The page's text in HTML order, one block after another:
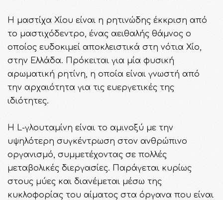
Η μαστίχα Χίου είναι η ρητινώδης έκκριση από
το μαστιχόδεντρο, ένας αειθαλής θάμνος ο
οποίος ευδοκιμεί αποκλειστικά στη νότια Χίο,
στην Ελλάδα. Πρόκειται για μία φυσική
αρωματική ρητίνη, η οποία είναι γνωστή από
την αρχαιότητα για τις ευεργετικές της
ιδιότητες.
Η L-γλουταμίνη είναι το αμινοξύ με την
υψηλότερη συγκέντρωση στον ανθρώπινο
οργανισμό, συμμετέχοντας σε πολλές
μεταβολικές διεργασίες. Παράγεται κυρίως
στους μύες και διανέμεται μέσω της
κυκλοφορίας του αίματος στα όργανα που είναι